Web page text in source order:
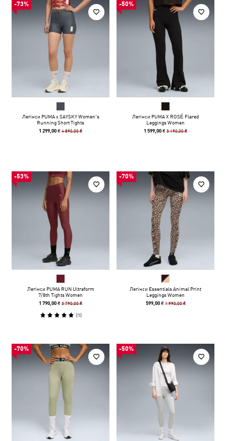
-73%
Легінси PUMA x SAYSKY Women's
Running Short Tights
1 299,00 ₴4 890,00 ₴
-50%
Легінси PUMA X ROSÉ Flared
Leggings Women
1 599,00 ₴3 190,00 ₴
-53%
Легінси PUMA RUN Ultraform
7/8th Tights Women
1 790,00 ₴3 790,00 ₴
(1)
-70%
Легінси Essentials Animal Print
Leggings Women
599,00 ₴ 1 990,00 ₴
-70% -50%